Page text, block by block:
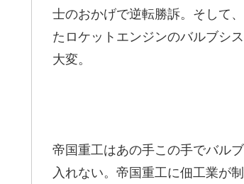
士のおかげで逆転勝訴。そして
たロケットエンジンのバルブシ
大変。
帝国重工はあの手この手でバル
入れない。帝国重工に佃工業が